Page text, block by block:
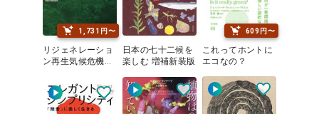
1,731円〜
リジェネレーショ
ン再生気候危機を
せる
日本の七十二候を
楽しむ 増補新装版
609円〜
これってホントに
エコなの？